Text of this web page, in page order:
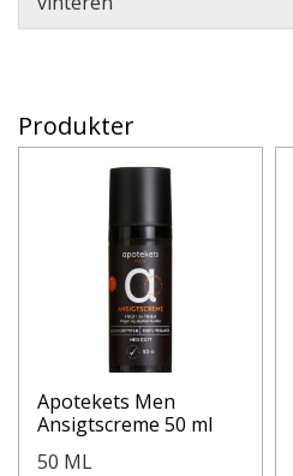
Produkter
Apotekets Men
Ansigtscreme 50 ml
50 ML